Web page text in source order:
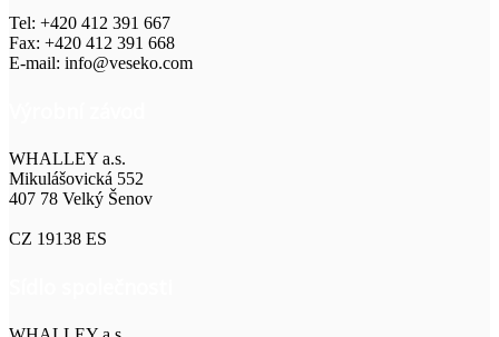
Tel: +420 412 391 667
Fax: +420 412 391 668
E-mail: info@veseko.com
WHALLEY a.s.
Mikulášovická 552
407 78 Velký Šenov
CZ 19138 ES